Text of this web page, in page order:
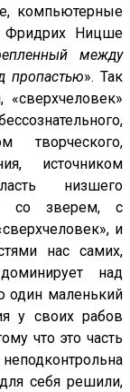
компьютерные
Фридрих Ницше
между
пропастью». Так
«сверхчеловек»
творческого,
источником
низшего
со зверем, с
и
нас самих,
над
один маленький
у своих рабов
что это часть
себя решили,